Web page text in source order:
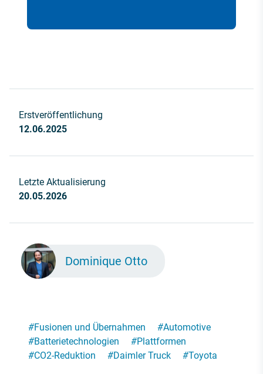
Erstveröffentlichung
12.06.2025
Letzte Aktualisierung
20.05.2026
Dominique Otto
#Fusionen und Übernahmen #Automotive
#Batterietechnologien #Plattformen
#CO2-Reduktion #Daimler Truck #Toyota